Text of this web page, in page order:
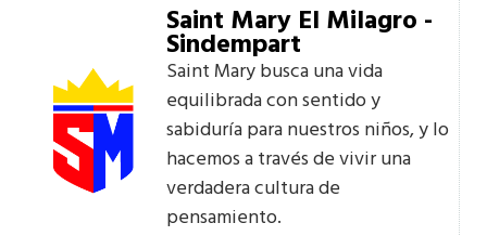
Saint Mary El Milagro -
Sindempart
Saint Mary busca una vida
equilibrada con sentido y
sabiduría para nuestros niños, y lo
hacemos a través de vivir una
verdadera cultura de
pensamiento.